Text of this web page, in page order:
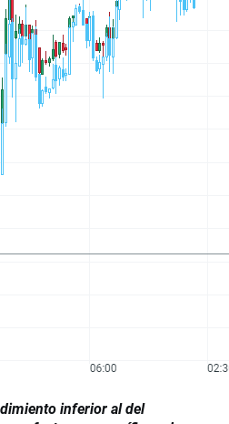
inferior al del